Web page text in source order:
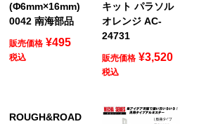
(Φ6mm×16mm)
0042 南海部品
販売価格 ¥495
税込
キット パラソル
オレンジ AC-
24731
販売価格 ¥3,520
税込
ROUGH&ROAD